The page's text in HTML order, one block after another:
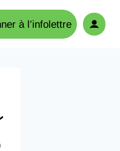
à l’infolettre